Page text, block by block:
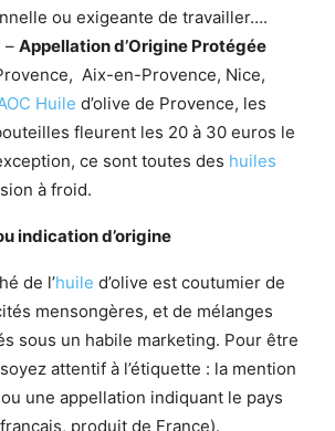
ou exigeante de travailler….
– Appellation d’Origine Protégée
Aix-en-Provence, Nice,
Huile d’olive de Provence, les
fleurent les 20 à 30 euros le
ce sont toutes des huiles
à froid.
indication d’origine
de l’huile d’olive est coutumier de
mensongères, et de mélanges
sous un habile marketing. Pour être
attentif à l’étiquette : la mention
une appellation indiquant le pays
produit de France).